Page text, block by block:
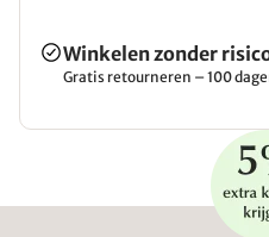
Winkelen zonder
Gratis retourneren – 100